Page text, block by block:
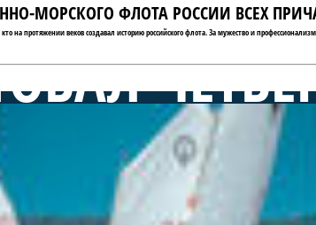
НА
МОРСКОГО ФЛОТА РОССИИ ВСЕХ
на протяжении веков создавал историю российского флота. За мужество и